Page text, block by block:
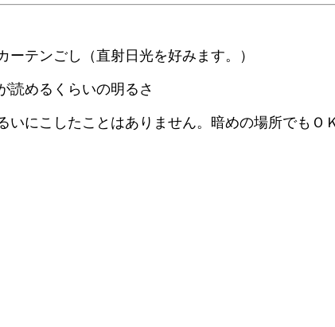
テンごし（直射日光を好みます。）
めるくらいの明るさ
にこしたことはありません。暗めの場所でもＯ